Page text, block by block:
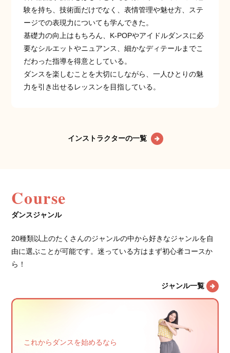
験を持ち、技術面だけでなく、表情管理や魅せ方、ステ
ージでの表現力についても学んできた。
基礎力の向上はもちろん、K-POPやアイドルダンスに必
要なシルエットやニュアンス、細かなディテールまでこ
だわった指導を得意としている。
ダンスを楽しむことを大切にしながら、一人ひとりの魅
力を引き出せるレッスンを目指している。
インストラクターの一覧
Course
ダンスジャンル
20種類以上のたくさんのジャンルの中から好きなジャンルを自
由に選ぶことが可能です。迷っている方はまず初心者コースか
ら！
ジャンル一覧
これからダンスを始めるなら